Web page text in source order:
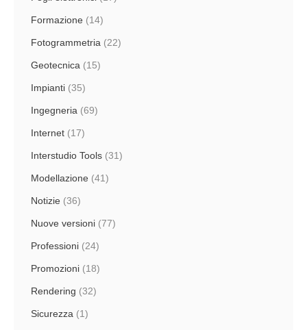
Formazione (14)
Fotogrammetria (22)
Geotecnica (15)
Impianti (35)
Ingegneria (69)
Internet (17)
Interstudio Tools (31)
Modellazione (41)
Notizie (36)
Nuove versioni (77)
Professioni (24)
Promozioni (18)
Rendering (32)
Sicurezza (1)